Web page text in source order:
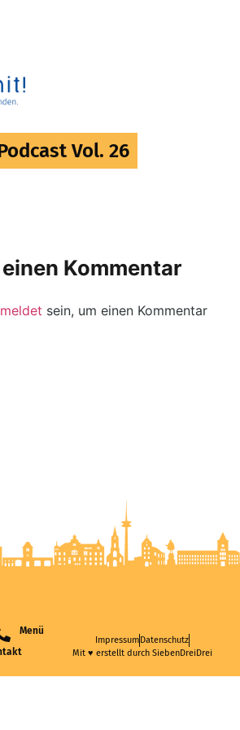
Vol. 26
Kommentar
sein, um einen Kommentar
Menü
ImpressumDatenschutz
Mit ♥ erstellt durch SiebenDreiDrei